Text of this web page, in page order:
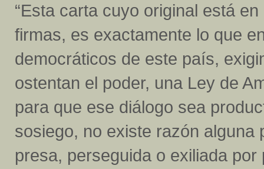
“Esta carta cuyo original está
firmas, es exactamente lo que
democráticos de este país,
ostentan el poder, una Ley de
para que ese diálogo sea
sosiego, no existe razón alguna
presa, perseguida o exiliada